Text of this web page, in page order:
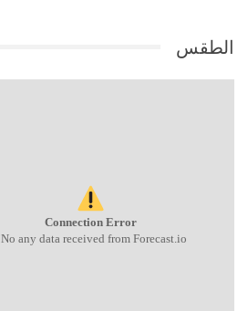
الطقس
Connection Error
No any data received from Forecast.io!.